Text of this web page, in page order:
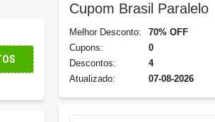
Cupom Brasil Paralelo
Melhor Desconto:
70% OFF
Cupons:
0
Descontos:
4
Atualizado:
07-08-2026